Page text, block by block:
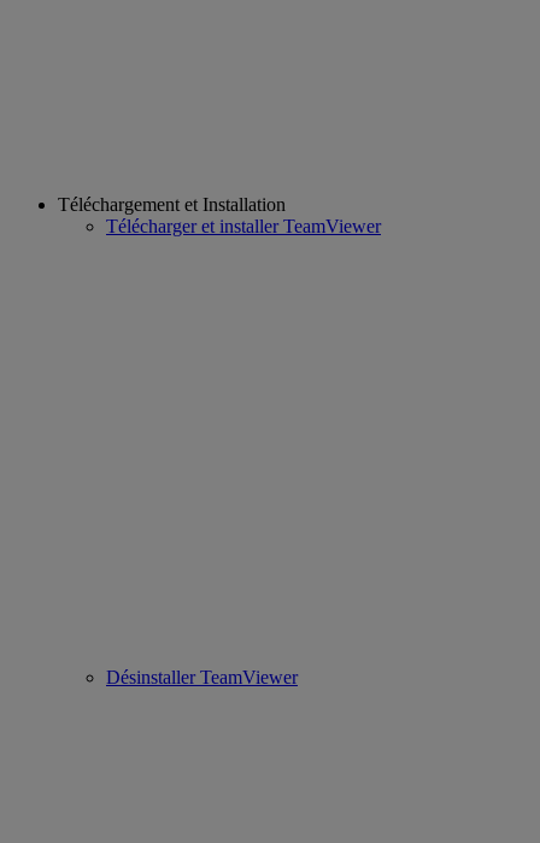
Téléchargement et Installation
Télécharger et installer TeamViewer
Désinstaller TeamViewer